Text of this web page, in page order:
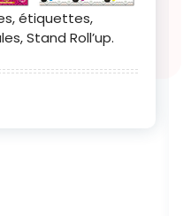
étiquettes,
Stand Roll’up.